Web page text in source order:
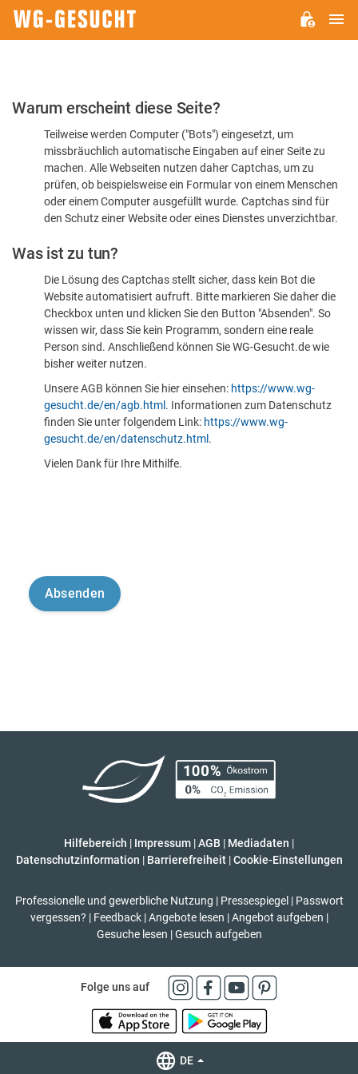
Bitte
dass
sind
Warum erscheint diese Seite?
Teilweise werden Computer ("Bots") eingesetzt, um
missbräuchlich automatische Eingaben auf einer Seite zu
machen. Alle Webseiten nutzen daher Captchas, um zu
prüfen, ob beispielsweise ein Formular von einem Menschen
oder einem Computer ausgefüllt wurde. Captchas sind für
den Schutz einer Website oder eines Dienstes unverzichtbar.
Was ist zu tun?
Die Lösung des Captchas stellt sicher, dass kein Bot die
Website automatisiert aufruft. Bitte markieren Sie daher die
Checkbox unten und klicken Sie den Button "Absenden". So
wissen wir, dass Sie kein Programm, sondern eine reale
Person sind. Anschließend können Sie WG-Gesucht.de wie
bisher weiter nutzen.
Unsere AGB können Sie hier einsehen: https://www.wg-
gesucht.de/en/agb.html . Informationen zum Datenschutz
finden Sie unter folgendem Link: https://www.wg-
gesucht.de/en/datenschutz.html .
Vielen Dank für Ihre Mithilfe.
Hilfebereich | Impressum |AGB | Mediadaten |
Datenschutzinformation | Barrierefreiheit | Cookie-Einstellungen
Professionelle und gewerbliche Nutzung | Pressespiegel | Passwort
vergessen? | Feedback | Angebote lesen | Angebot aufgeben |
Gesuche lesen | Gesuch aufgeben
Folge uns auf
DE